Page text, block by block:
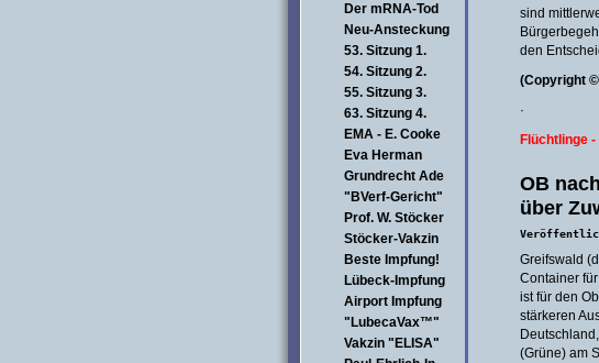
Der mRNA-Tod
Neu-Ansteckung
53. Sitzung 1.
54. Sitzung 2.
55. Sitzung 3.
63. Sitzung 4.
EMA - E. Cooke
Eva Herman
Grundrecht Ade
"BVerf-Gericht"
Prof. W. Stöcker
Stöcker-Vakzin
Beste Impfung!
Lübeck-Impfung
Airport Impfung
"LubecaVax™"
Vakzin "ELISA"
sind
den
(Copyright
·
Flüchtlinge
OB
über
Greifswald
Container
ist für den
stärkeren
(Grüne) am